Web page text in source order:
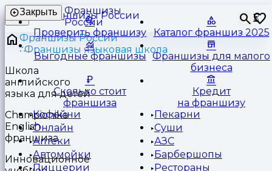
Франшизы
России
⏳
Закрыть
Проверить франшизу Каталог франшиз 2025
Выгодные франшизы Франшизы для малого
бизнеса
Сколько стоит
франшиза
Кредит
на франшизу
Кофейни
Пекарни
Онлайн
Суши
Аптеки
АЗС
Автомойки
Барбершопы
Пиццерии
Рестораны
Франшизы России
Франшизы языковая школа
Школа
английского
языка для детей
Championika
English
франшиза
Инновационное